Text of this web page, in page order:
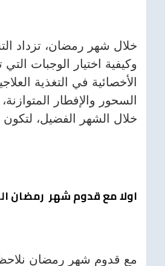
خلال شهر رمضان، تزداد
وكيفية اختيار الوجبات
الأخصائية في التغذية
السحور والإفطار
خلال الشهر الفضيل،
اولا مع قدوم شهر رمضان
مع قدوم شهر رمضان نلاحظ